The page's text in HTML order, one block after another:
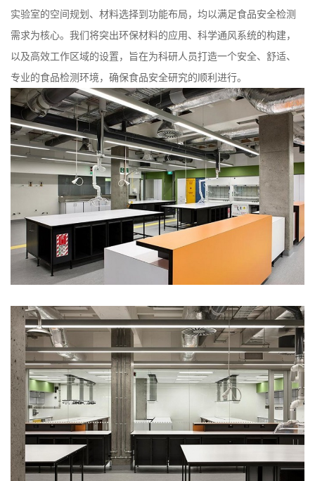
实验室的空间规划、材料选择到功能布局，均以满足食品安全检测
需求为核心。我们将突出环保材料的应用、科学通风系统的构建，
以及高效工作区域的设置，旨在为科研人员打造一个安全、舒适、
专业的食品检测环境，确保食品安全研究的顺利进行。